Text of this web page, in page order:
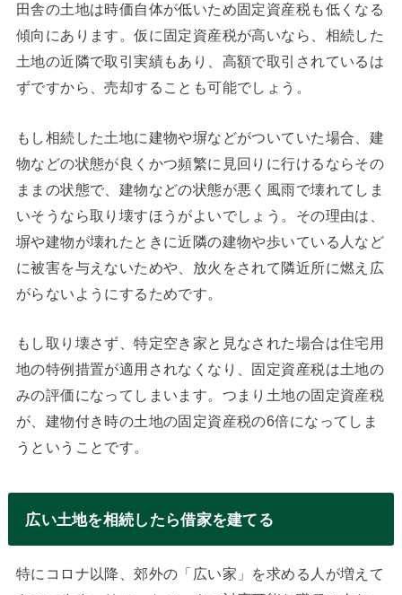
田舎の土地は時価自体が低いため固定資産税も低くなる
傾向にあります。仮に固定資産税が高いなら、相続した
土地の近隣で取引実績もあり、高額で取引されているは
ずですから、売却することも可能でしょう。
もし相続した土地に建物や塀などがついていた場合、建
物などの状態が良くかつ頻繁に見回りに行けるならその
ままの状態で、建物などの状態が悪く風雨で壊れてしま
いそうなら取り壊すほうがよいでしょう。その理由は、
塀や建物が壊れたときに近隣の建物や歩いている人など
に被害を与えないためや、放火をされて隣近所に燃え広
がらないようにするためです。
もし取り壊さず、特定空き家と見なされた場合は住宅用
地の特例措置が適用されなくなり、固定資産税は土地の
みの評価になってしまいます。つまり土地の固定資産税
が、建物付き時の土地の固定資産税の6倍になってしま
うということです。
広い土地を相続したら借家を建てる
特にコロナ以降、郊外の「広い家」を求める人が増えて